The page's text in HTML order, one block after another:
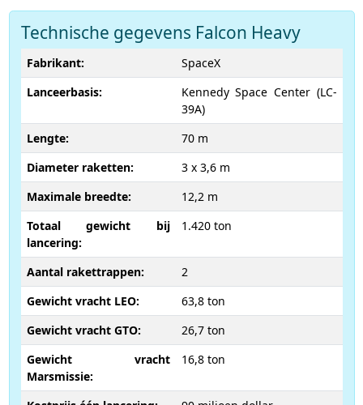
Technische gegevens Falcon Heavy
Fabrikant:
SpaceX
Lanceerbasis:
Kennedy Space Center (LC-
39A)
Lengte:
70 m
Diameter raketten:
3 x 3,6 m
Maximale breedte:
12,2 m
Totaal gewicht bij
lancering:
1.420 ton
Aantal rakettrappen:
2
Gewicht vracht LEO:
63,8 ton
Gewicht vracht GTO:
26,7 ton
Gewicht vracht
Marsmissie:
16,8 ton